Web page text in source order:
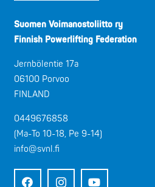
Suomen Voimanostoliitto ry
Finnish Powerlifting Federation
Jernbölentie 17a
06100 Porvoo
FINLAND
0449676858
(Ma-To 10-18, Pe 9-14)
info@svnl.fi